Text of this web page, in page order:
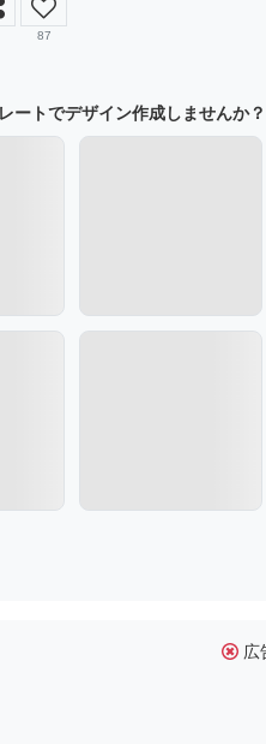
87
ートでデザイン作成しませんか？
広